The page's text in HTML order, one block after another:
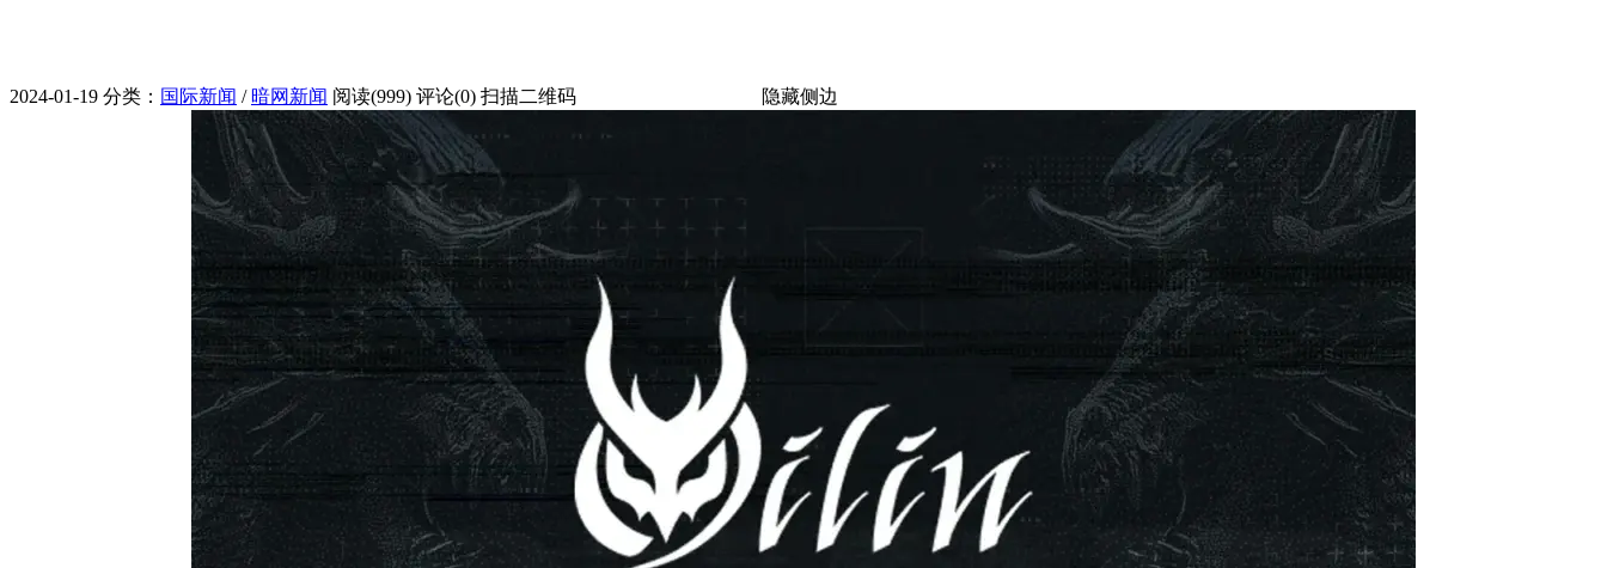
2024-01-19 分类： 国际新闻 / 暗网新闻 阅读(999) 评论(0) 扫描二维码 隐藏侧边